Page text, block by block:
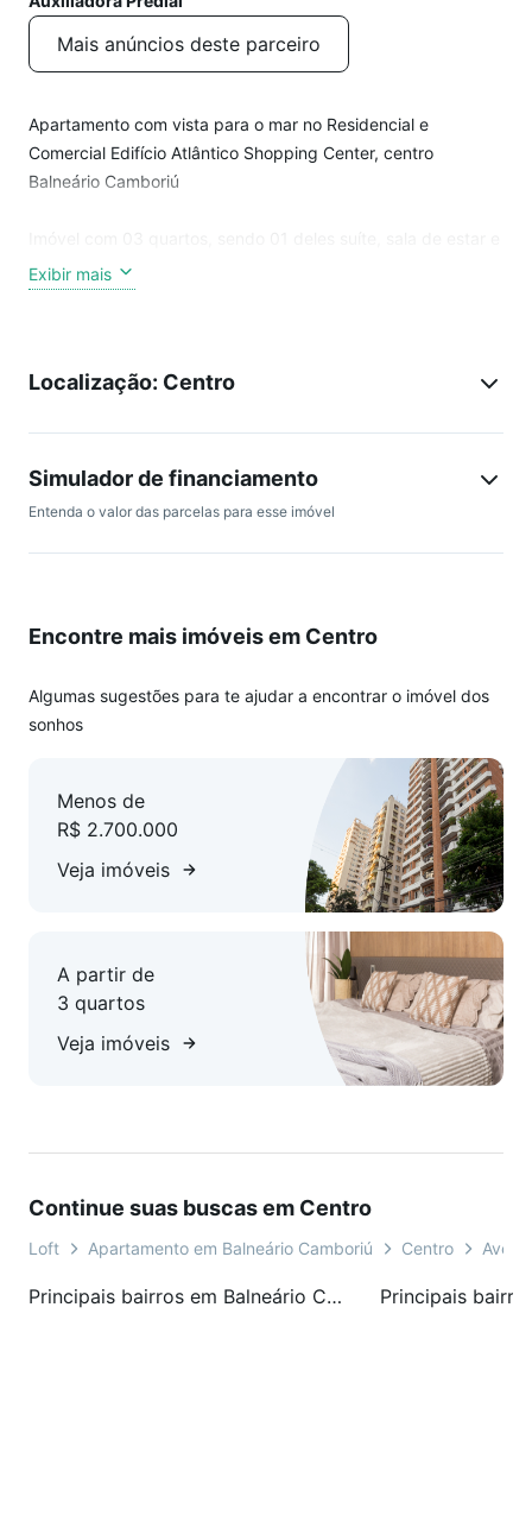
Mais anúncios deste parceiro
Apartamento com vista para o mar no Residencial e
Comercial Edifício Atlântico Shopping Center, centro
Balneário Camboriú
jantar, 01 vaga de garagem privativa, churrasqueira à
carvão.
condomínio possui área de lazer completa, com: academia,
portaria 24h, quadra de esportes, quiosque c/ churrasqueira,
sala de jogos, salão de festas e sauna.
Agende já sua visita!
Exibir mais
Localização: Centro
Simulador de financiamento
Entenda o valor das parcelas para esse imóvel
Encontre mais imóveis em Centro
Algumas sugestões para te ajudar a encontrar o imóvel dos
sonhos
Menos de
R$ 2.700.000
Veja imóveis
A partir de
3 quartos
Veja imóveis
Continue suas buscas em Centro
Loft Apartamento em Balneário Camboriú Centro
Principais bairros em Balneário Camboriú, SC